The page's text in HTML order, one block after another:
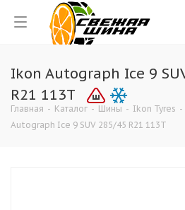
Ikon Autograph Ice 9
R21 113T
Главная - Каталог - Шины - Ikon Tyres -
Autograph Ice 9 SUV 285/45 R21 113T